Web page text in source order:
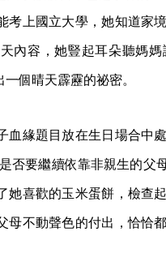
考上國立大學，她知道家
內容，她豎起耳朵聽媽
個晴天霹靂的祕密。
血緣題目放在生日場合中
否要繼續依靠非親生的父
她喜歡的玉米蛋餅，檢查
母不動聲色的付出，恰恰